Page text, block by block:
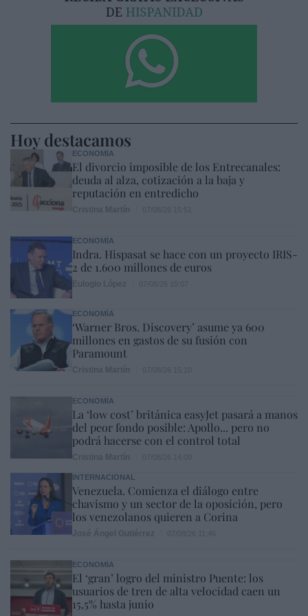
Hoy destacamos
ECONOMÍA
El divorcio imposible de los Entrecanales:
deuda al alza, cotización a la baja y
reputación en entredicho
ECONOMÍA
Indra. Hispasat se hace con un proyecto IRIS-
2 de 1.600 millones de euros
ECONOMÍA
‘Warner Bros. Discovery’ asume ya 600
millones en gastos de su fusión con
Paramount
ECONOMÍA
La ‘low cost’ británica easyJet pasará a manos
del peor fondo posible: Apollo... pero no
podrá hacerse con el control total
INTERNACIONAL
Venezuela. Comienza el diálogo entre
chavismo y un sector de la oposición, pero
los venezolanos quieren a Corina
ECONOMÍA
El ‘gran’ logro del ministro Puente: los
usuarios de tren de alta velocidad caen un
15,5% hasta junio